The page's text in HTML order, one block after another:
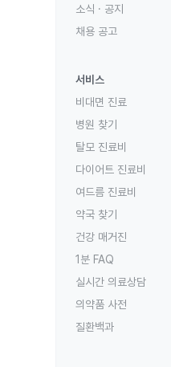
소식 · 공지
채용 공고
서비스
비대면 진료
병원 찾기
탈모 진료비
다이어트 진료비
여드름 진료비
약국 찾기
건강 매거진
1분 FAQ
실시간 의료상담
의약품 사전
질환백과